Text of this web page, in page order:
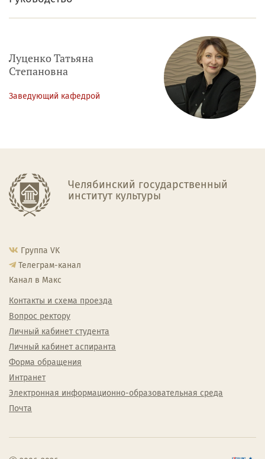
Луценко Татьяна
Степановна
Заведующий кафедрой
Челябинский государственный
институт культуры
Группа VK
Телеграм-канал
Канал в Макс
Контакты и схема проезда
Вопрос ректору
Личный кабинет студента
Личный кабинет аспиранта
Форма обращения
Интранет
Электронная информационно-образовательная среда
Почта